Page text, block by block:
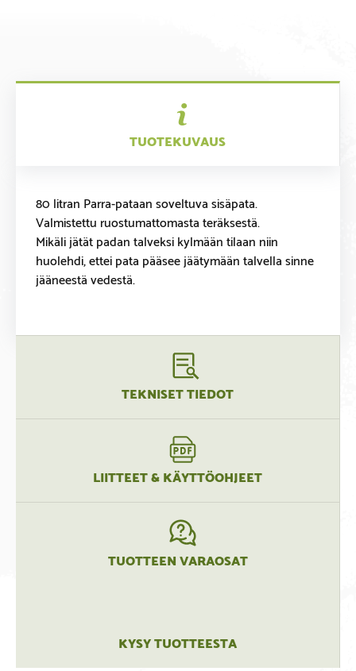
TUOTEKUVAUS
80 litran Parra-pataan soveltuva sisäpata.
Valmistettu ruostumattomasta teräksestä.
Mikäli jätät padan talveksi kylmään tilaan niin
huolehdi, ettei pata pääsee jäätymään talvella sinne
jääneestä vedestä.
TEKNISET TIEDOT
LIITTEET & KÄYTTÖOHJEET
TUOTTEEN VARAOSAT
KYSY TUOTTEESTA